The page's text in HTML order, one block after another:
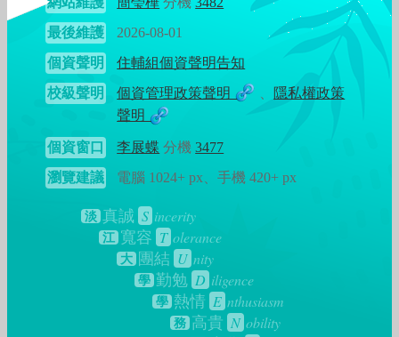
最後維護
2026-08-01
個資聲明
住輔組個資聲明告知
校級聲明
個資管理政策聲明
隱私權政策
聲明
個資窗口 李展蝶 分機3477
瀏覽建議
電腦 1024+ px、手機 420+ px
淡 真誠 S incerity
江 寬容 T olerance
大 團結 U nity
學 勤勉 D iligence
學 熱情 E nthusiasm
務 高貴 N obility